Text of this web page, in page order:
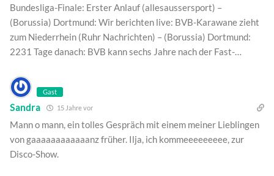
Bundesliga-Finale: Erster Anlauf (allesaussersport) –
(Borussia) Dortmund: Wir berichten live: BVB-Karawane zieht
zum Niederrhein (Ruhr Nachrichten) – (Borussia) Dortmund:
2231 Tage danach: BVB kann sechs Jahre nach der Fast-…
Gast
Sandra 15 Jahre vor
Mann o mann, ein tolles Gespräch mit einem meiner Lieblingen
von gaaaaaaaaaaaanz früher. Ilja, ich kommeeeeeeeee, zur
Disco-Show.